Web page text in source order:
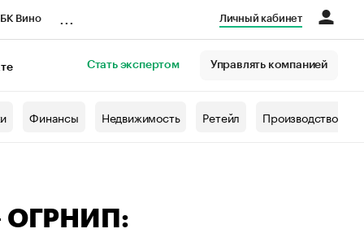
Вино Личный кабинет
Стать экспертом Управлять компанией
Финансы Недвижимость Ретейл Производство
ОГРНИП: